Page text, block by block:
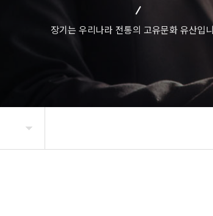
장기는 우리나라 전통의 고유문화 유산입